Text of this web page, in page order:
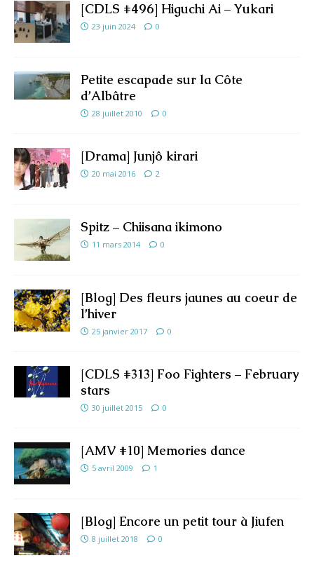
[CDLS #496] Higuchi Ai – Yukari
23 juin 2024 0
Petite escapade sur la Côte
d’Albâtre
28 juillet 2010 0
[Drama] Junjô kirari
20 mai 2016 2
Spitz – Chiisana ikimono
11 mars 2014 0
[Blog] Des fleurs jaunes au coeur de
l’hiver
25 janvier 2017 0
[CDLS #313] Foo Fighters – February
stars
30 juillet 2015 0
[AMV #10] Memories dance
5 avril 2009 1
[Blog] Encore un petit tour à Jiufen
8 juillet 2018 0